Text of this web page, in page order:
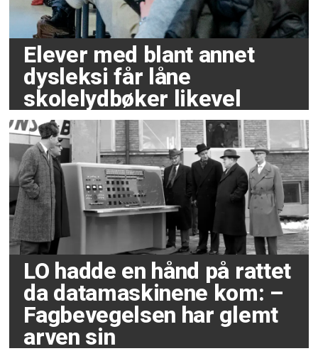
Elever med blant annet
dysleksi får låne
skolelydbøker likevel
LO hadde en hånd på rattet
da datamaskinene kom: –
Fagbevegelsen har glemt
arven sin